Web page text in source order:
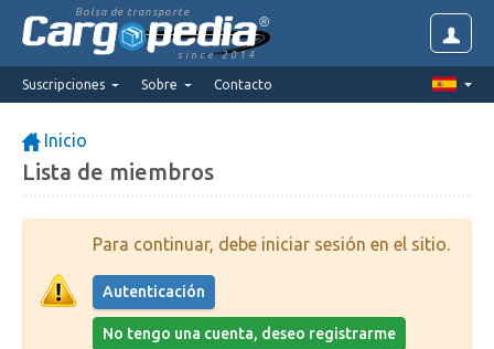
Bolsa de transporte
since 2014
Suscripciones Sobre Contacto
Inicio
Lista de miembros
Para continuar, debe iniciar sesión en el sitio.
Autenticación
No tengo una cuenta, deseo registrarme